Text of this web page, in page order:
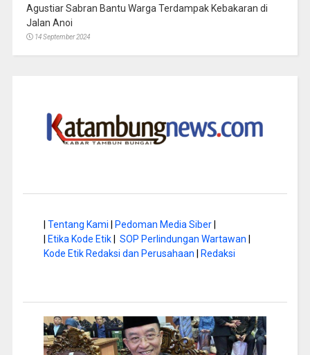
Agustiar Sabran Bantu Warga Terdampak Kebakaran di
Jalan Anoi
14 September 2024
Tentang Kami Pedoman Media Siber|
Etika Kode Etik| SOP Perlindungan Wartawan
Kode Etik Redaksi dan Perusahaan
Redaksi